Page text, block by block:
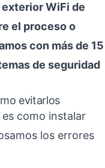
WiFi de
el proceso o
con más de 15
de seguridad
evitarlos
como instalar
los errores